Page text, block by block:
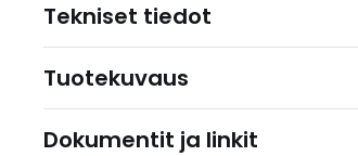
Tekniset tiedot
Tuotekuvaus
Dokumentit ja linkit